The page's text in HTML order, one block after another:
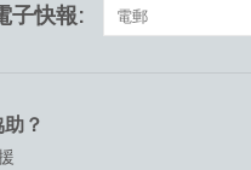
子快報:
？